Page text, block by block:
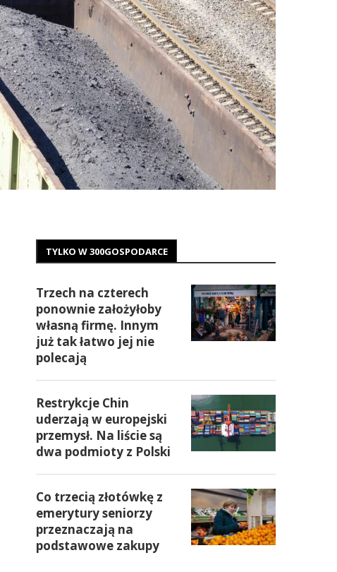
TYLKO W 300GOSPODARCE
Trzech na czterech
ponownie założyłoby
własną firmę. Innym
już tak łatwo jej nie
polecają
Restrykcje Chin
uderzają w europejski
przemysł. Na liście są
dwa podmioty z Polski
Co trzecią złotówkę z
emerytury seniorzy
przeznaczają na
podstawowe zakupy